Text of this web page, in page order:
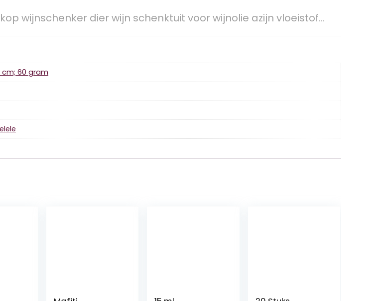
wijnschenker dier wijn schenktuit voor wijnolie azijn vloeistof…
cm; 60 gram